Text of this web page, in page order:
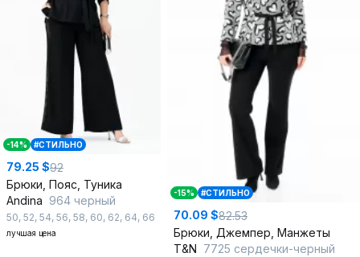
-14% #СТИЛЬНО
79.25 $92
Брюки, Пояс, Туника
Andina 964 черный
50, 52, 54, 56, 58, 60, 62, 64, 66
лучшая цена
-15% #СТИЛЬНО
70.09 $82.53
Брюки, Джемпер, Манжеты
T&N 7725 сердечки-черный